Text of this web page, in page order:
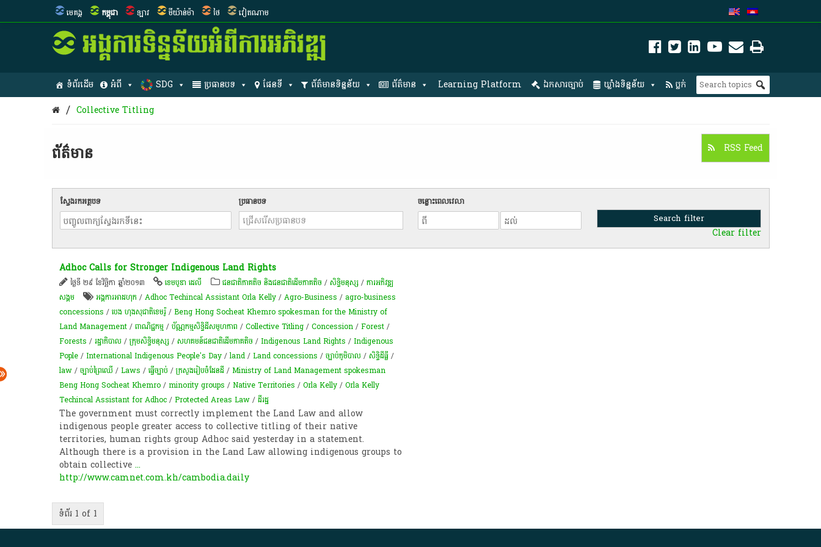
មេគង្គ កម្ពុជា ឡាវ មីយ៉ាន់ម៉ា ថៃ វៀតណាម
ទំព័រដើម អំពី SDG ប្រធានបទ ផែនទី ព័ត៌មានទិន្នន័យ ព័ត៌មាន Learning Platform ឯកសារច្បាប់ ឃ្លាំងទិន្នន័យ ប្លក់
/ Collective Titling
ព័ត៌មាន​ RSS Feed
ស្វែងរកអត្ថបទ ប្រធានបទ ចន្លោះពេលវេលា
Clear filter
Adhoc Calls for Stronger Indigenous Land Rights
ថ្ងៃទី ២៩ ខែវិច្ឆិកា ឆ្នាំ២០១៣ ខេមបូឌា ដេលី ជនជាតិភាគតិច និងជនជាតិដើមភាគតិច/សិទ្ធិមនុស្ស/ការ​អភិវឌ្ឍ​
សង្គម
អង្គការអាដហុក/Adhoc Techincal Assistant Orla Kelly/Agro-Business /agro-business
concessions /បេង ហុងសុជាតិ​ខេមរ៉ូ/Beng Hong Socheat Khemro spokesman for the Ministry of
Land Management/ពាណិជ្ជកម្ម/ប័ណ្ណកម្មសិទ្ធិដីសមូហភាព /Collective Titling/Concession/Forest/
Forests /រដ្ឋាភិបាល/ក្រុមសិទ្ធិមនុស្ស/សហគមន៍ជនជាតិដើមភាគតិច/Indigenous Land Rights /Indigenous
Pople/International Indigenous People's Day/land/Land concessions /ច្បាប់ភូមិបាល/សិទ្ធិ​ដីធ្លី/
law/ច្បាប់​ព្រៃឈើ​​/Laws /ធ្វើច្បាប់/ក្រសួង​រៀបចំ​ដែន​ដី/Ministry of Land Management spokesman
Beng Hong Socheat Khemro/minority groups /Native Territories /Orla Kelly/Orla Kelly
Techincal Assistant for Adhoc/Protected Areas Law/ដី​រដ្ឋ​
The government must correctly implement the Land Law and allow
indigenous people greater access to collective titling of their native
territories, human rights group Adhoc said yesterday in a statement.
Although there is a provision in the Land Law allowing indigenous groups to
obtain collective ...
http://www.camnet.com.kh/cambodia.daily
ទំព័រ 1 of 1